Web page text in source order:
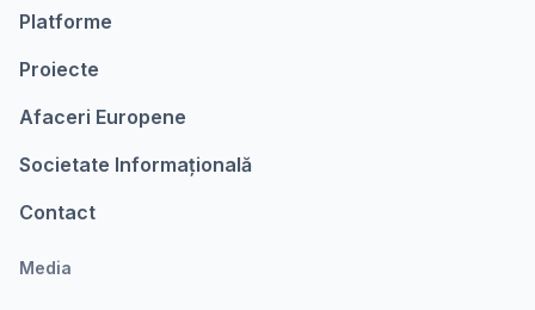
Platforme
Proiecte
Afaceri Europene
Societate Informațională
Contact
Media